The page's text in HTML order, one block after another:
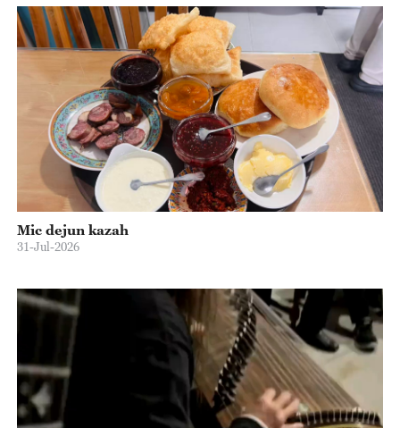
Mic dejun kazah
31-Jul-2026